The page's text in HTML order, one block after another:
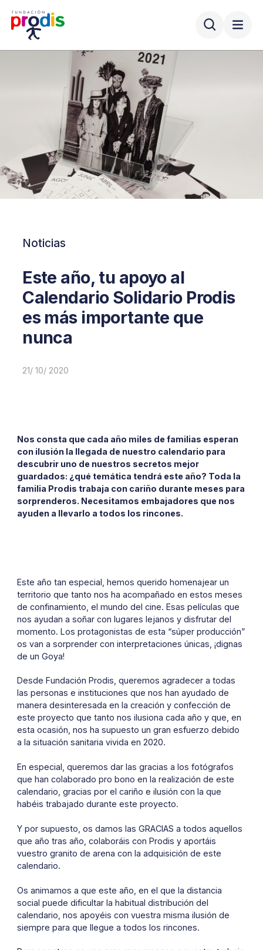
Noticias
Este año, tu apoyo al
Calendario Solidario Prodis
es más importante que
nunca
21/ 10/ 2020
Nos consta que cada año miles de familias esperan
con ilusión la llegada de nuestro calendario para
descubrir uno de nuestros secretos mejor
guardados: ¿qué temática tendrá este año? Toda la
familia Prodis trabaja con cariño durante meses para
sorprenderos. Necesitamos embajadores que nos
ayuden a llevarlo a todos los rincones.
Este año tan especial, hemos querido homenajear un
territorio que tanto nos ha acompañado en estos meses
de confinamiento, el mundo del cine. Esas películas que
nos ayudan a soñar con lugares lejanos y disfrutar del
momento. Los protagonistas de esta “súper producción”
os van a sorprender con interpretaciones únicas, ¡dignas
de un Goya!
Desde Fundación Prodis, queremos agradecer a todas
las personas e instituciones que nos han ayudado de
manera desinteresada en la creación y confección de
este proyecto que tanto nos ilusiona cada año y que, en
esta ocasión, nos ha supuesto un gran esfuerzo debido
a la situación sanitaria vivida en 2020.
En especial, queremos dar las gracias a los fotógrafos
que han colaborado pro bono en la realización de este
calendario, gracias por el cariño e ilusión con la que
habéis trabajado durante este proyecto.
Y por supuesto, os damos las GRACIAS a todos aquellos
que año tras año, colaboráis con Prodis y aportáis
vuestro granito de arena con la adquisición de este
calendario.
Os animamos a que este año, en el que la distancia
social puede dificultar la habitual distribución del
calendario, nos apoyéis con vuestra misma ilusión de
siempre para que llegue a todos los rincones.